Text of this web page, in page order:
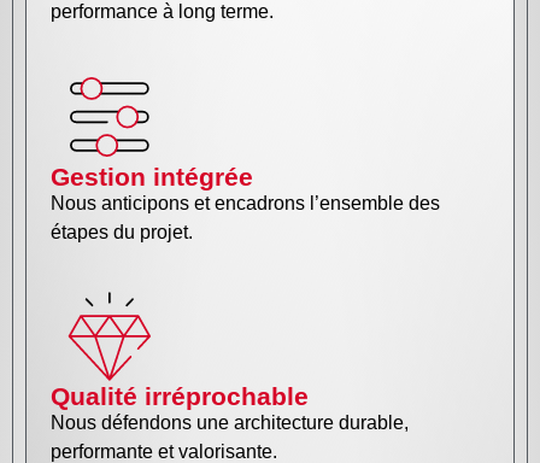
performance à long terme.
Gestion intégrée
Nous anticipons et encadrons l’ensemble des
étapes du projet.
Qualité irréprochable
Nous défendons une architecture durable,
performante et valorisante.